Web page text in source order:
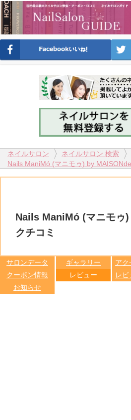
ネイルサロン
ネイルサロン 検索
Nails ManiMó (マニモゥ) by
Nails ManiMó (マニモゥ
クチコミ
サロンデータ ギャラリー
アク
クーポン情報
レビュー
レビ
お知らせ